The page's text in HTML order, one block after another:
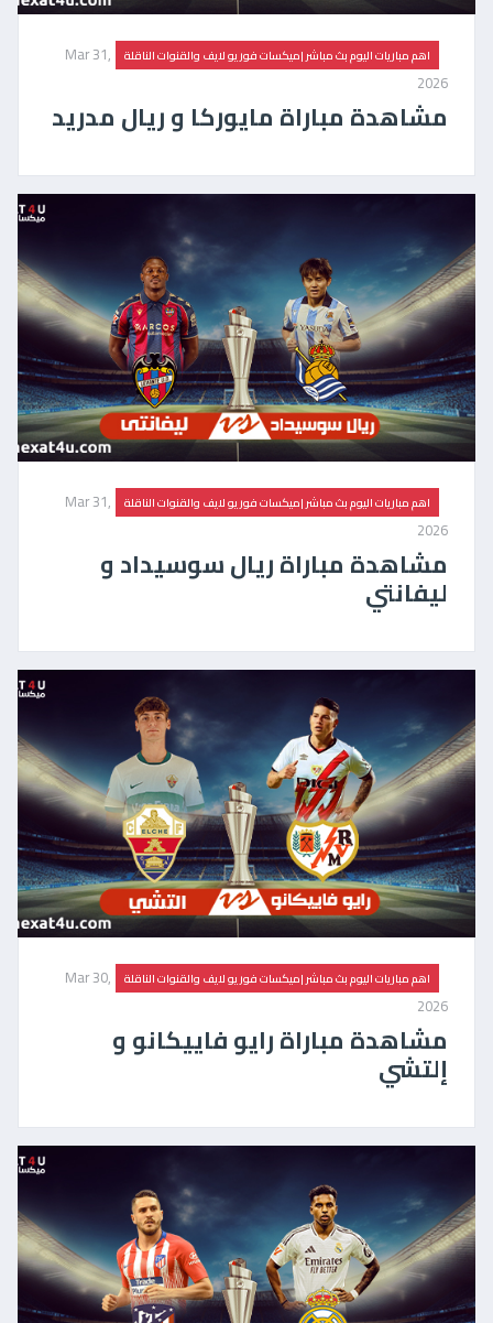
اهم مباريات اليوم بث مباشر |ميكسات فور يو لايف والقنوات الناقلة
Mar 31,
2026
مشاهدة مباراة مايوركا و ريال مدريد
اهم مباريات اليوم بث مباشر |ميكسات فور يو لايف والقنوات الناقلة
Mar 31,
2026
مشاهدة مباراة ريال سوسيداد و
ليفانتي
اهم مباريات اليوم بث مباشر |ميكسات فور يو لايف والقنوات الناقلة
Mar 30,
2026
مشاهدة مباراة رايو فاييكانو و
إلتشي